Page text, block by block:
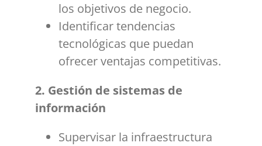
los objetivos de negocio.
Identificar tendencias
tecnológicas que puedan
ofrecer ventajas competitivas.
2. Gestión de sistemas de
información
Supervisar la infraestructura